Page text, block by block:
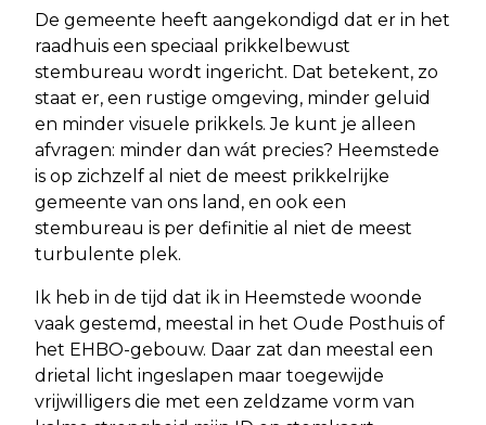
De gemeente heeft aangekondigd dat er in het
raadhuis een speciaal prikkelbewust
stembureau wordt ingericht. Dat betekent, zo
staat er, een rustige omgeving, minder geluid
en minder visuele prikkels. Je kunt je alleen
afvragen: minder dan wát precies? Heemstede
is op zichzelf al niet de meest prikkelrijke
gemeente van ons land, en ook een
stembureau is per definitie al niet de meest
turbulente plek.
Ik heb in de tijd dat ik in Heemstede woonde
vaak gestemd, meestal in het Oude Posthuis of
het EHBO-gebouw. Daar zat dan meestal een
drietal licht ingeslapen maar toegewijde
vrijwilligers die met een zeldzame vorm van